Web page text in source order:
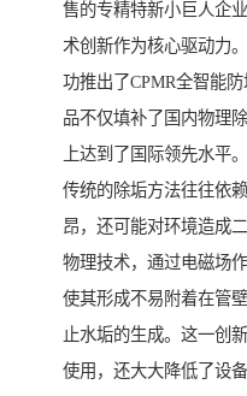
售的专精特新小巨人企
术创新作为核心驱动力
功推出了CPMR全智能
品不仅填补了国内物理
上达到了国际领先水平。
传统的除垢方法往往依
昂，还可能对环境造成
物理技术，通过电磁场
使其形成不易附着在管
止水垢的生成。这一创
使用，还大大降低了设